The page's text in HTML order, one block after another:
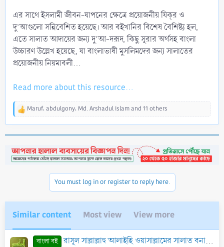
এর সাথে ইসলামী জীবন-যাপনের ক্ষেত্রে প্রয়োজনীয় যিক্‌র ও
দু’আগুলো সন্নিবেশিত হয়েছে। আর বইখানির বিশেষ বৈশিষ্ট্য হল,
এতে সালাত আদায়ের জন্য দু’আ-দরূদ, কিছু সূরার অর্থসহ বাংলা
উচ্চারণ উল্লেখ হয়েছে, যা বাংলাভাষী মুসলিমদের জন্য সালাতের
প্রয়োজনীয় নিয়মাবলী...
Read more about this resource...
R
t
i
Maruf, abdulgony, Md. Arshadul Islamand 11 others
You must log in or register to reply here.
Similar content Most view View more
বাংলা বই রাসূল সাল্লাল্লাহু আলাইহি ওয়াসাল্লামের সালাত বনাম প্রচলিত সালাত - PDF